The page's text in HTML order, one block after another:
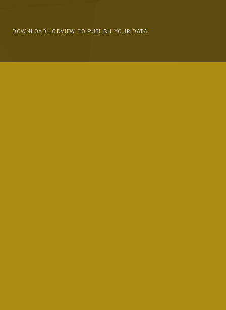
DOWNLOAD LODVIEW TO PUBLISH YOUR DATA